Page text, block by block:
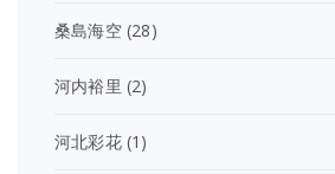
桑島海空(28)
河内裕里 (2)
河北彩花(1)